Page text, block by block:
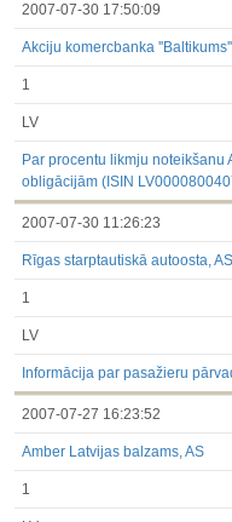
2007-07-30 17:50:09
Akciju komercbanka
1
LV
Par procentu likmju noteikšanu
obligācijām (ISIN
2007-07-30 11:26:23
Rīgas starptautiskā autoosta, AS
1
LV
Informācija par pasažieru
2007-07-27 16:23:52
Amber Latvijas balzams, AS
1